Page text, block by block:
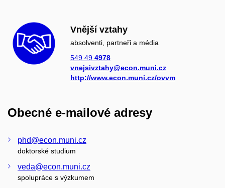
Vnější vztahy
absolventi, partneři a média
549 49 4978
vnejsivztahy@econ.muni.cz
http://www.econ.muni.cz/ovvm
Obecné e-mailové adresy
phd@econ.muni.cz
doktorské studium
veda@econ.muni.cz
spolupráce s výzkumem